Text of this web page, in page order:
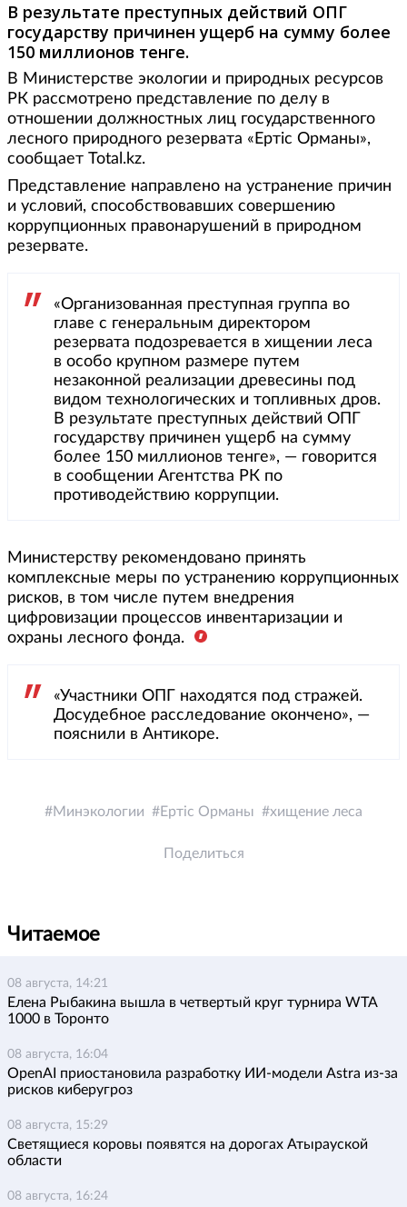
В результате преступных действий ОПГ
государству причинен ущерб на сумму более
150 миллионов тенге.
В Министерстве экологии и природных ресурсов
РК рассмотрено представление по делу в
отношении должностных лиц государственного
лесного природного резервата «Ертіс Орманы»,
сообщает Total.kz.
Представление направлено на устранение причин
и условий, способствовавших совершению
коррупционных правонарушений в природном
резервате.
«Организованная преступная группа во
главе с генеральным директором
резервата подозревается в хищении леса
в особо крупном размере путем
незаконной реализации древесины под
видом технологических и топливных дров.
В результате преступных действий ОПГ
государству причинен ущерб на сумму
более 150 миллионов тенге», — говорится
в сообщении Агентства РК по
противодействию коррупции.
Министерству рекомендовано принять
комплексные меры по устранению коррупционных
рисков, в том числе путем внедрения
цифровизации процессов инвентаризации и
охраны лесного фонда.
«Участники ОПГ находятся под стражей.
Досудебное расследование окончено», —
пояснили в Антикоре.
Минэкологии Ертіс Орманы хищение леса
Поделиться
Читаемое
08 августа, 14:21
Елена Рыбакина вышла в четвертый круг турнира WTA
1000 в Торонто
08 августа, 16:04
OpenAI приостановила разработку ИИ-модели Astra из-за
рисков киберугроз
08 августа, 15:29
Светящиеся коровы появятся на дорогах Атырауской
области
08 августа, 16:24